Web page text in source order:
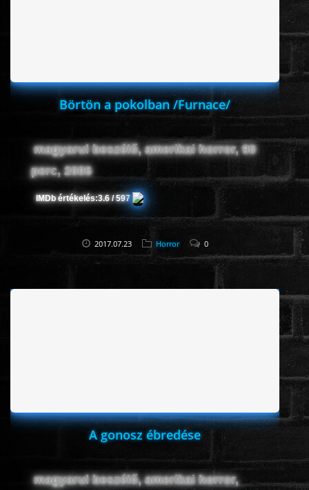
PC-GAME
www.onlinefilmvilag2.eu,Copyright © 2017-2026 Az oldal nem tárol
semmilyen jogsértő tartalmat. Minden adat külső forrásból származik |
Börtön a pokolban /Furnace/
magyarul beszélő, amerikai horror, 90
perc, 2006
IMDb értékelés:3.6 / 597
2017.07.23 Horror 0
A gonosz ébredése
magyarul beszélő, amerikai horror,